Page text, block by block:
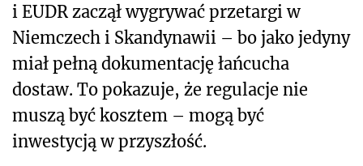
i EUDR zaczął wygrywać przetargi w
Niemczech i Skandynawii – bo jako jedyny
miał pełną dokumentację łańcucha
dostaw. To pokazuje, że regulacje nie
muszą być kosztem – mogą być
inwestycją w przyszłość.